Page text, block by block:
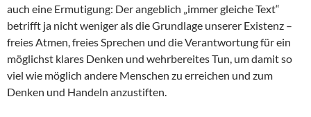
auch eine Ermutigung: Der angeblich „immer gleiche Text“
betrifft ja nicht weniger als die Grundlage unserer Existenz –
freies Atmen, freies Sprechen und die Verantwortung für ein
möglichst klares Denken und wehrbereites Tun, um damit so
viel wie möglich andere Menschen zu erreichen und zum
Denken und Handeln anzustiften.